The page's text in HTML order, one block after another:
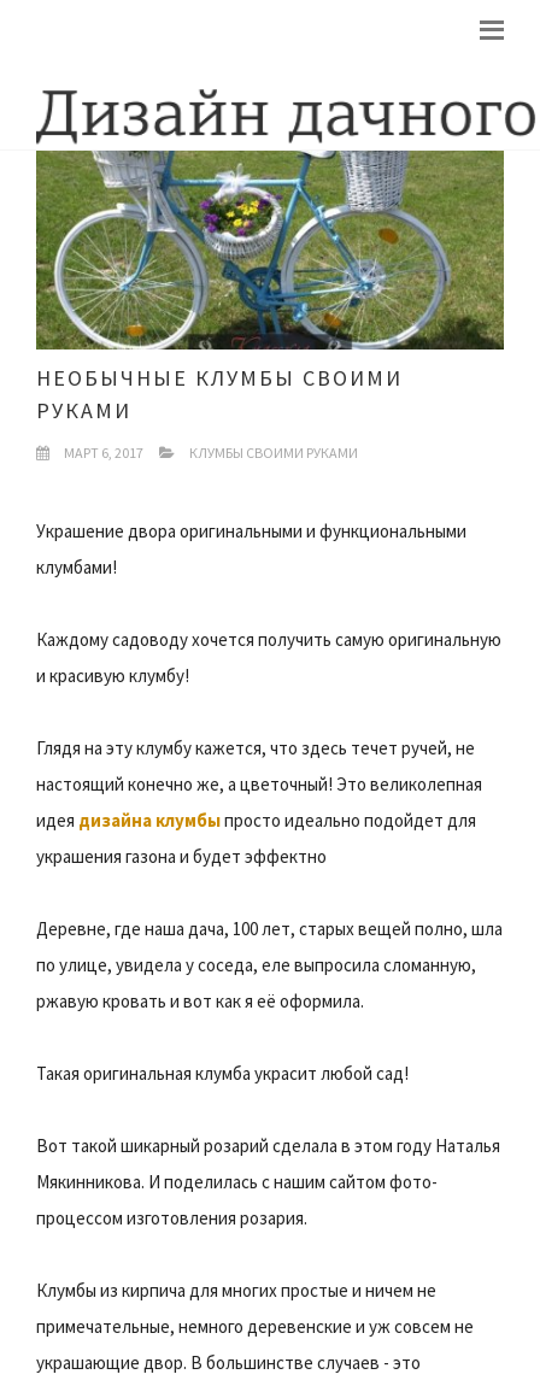
НЕОБЫЧНЫЕ КЛУМБЫ СВОИМИ
РУКАМИ
МАРТ 6, 2017 КЛУМБЫ СВОИМИ РУКАМИ
Украшение двора оригинальными и функциональными
клумбами!
Каждому садоводу хочется получить самую оригинальную
и красивую клумбу!
Глядя на эту клумбу кажется, что здесь течет ручей, не
настоящий конечно же, а цветочный! Это великолепная
идея дизайна клумбыпросто идеально подойдет для
украшения газона и будет эффектно
Деревне, где наша дача, 100 лет, старых вещей полно, шла
по улице, увидела у соседа, еле выпросила сломанную,
ржавую кровать и вот как я её оформила.
Такая оригинальная клумба украсит любой сад!
Вот такой шикарный розарий сделала в этом году Наталья
Мякинникова. И поделилась с нашим сайтом фото-
процессом изготовления розария.
Клумбы из кирпича для многих простые и ничем не
примечательные, немного деревенские и уж совсем не
украшающие двор. В большинстве случаев - это